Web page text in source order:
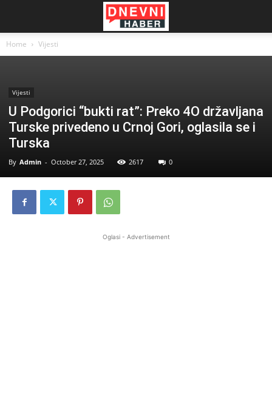
Home Vijesti
Vijesti
U Podgorici “bukti rat”: Preko 4O državljana
Turske privedeno u Crnoj Gori, oglasila se i
Turska
By Admin - October 27, 2025 2617 0
Oglasi - Advertisement